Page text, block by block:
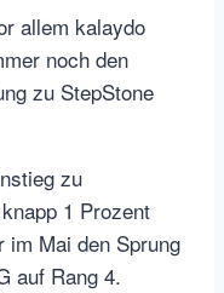
allem kalaydo
noch den
zu StepStone
zu
1 Prozent
im Mai den Sprung
auf Rang 4.